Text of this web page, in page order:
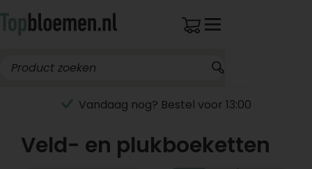
Vandaag nog? Bestel voor 13:00
Veld- en plukboeketten